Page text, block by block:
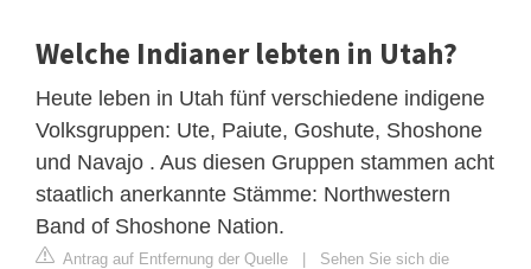
Welche Indianer lebten in Utah?
Heute leben in Utah fünf verschiedene indigene
Volksgruppen: Ute, Paiute, Goshute, Shoshone
und Navajo . Aus diesen Gruppen stammen acht
staatlich anerkannte Stämme: Northwestern
Band of Shoshone Nation.
Antrag auf Entfernung der Quelle | Sehen Sie sich die